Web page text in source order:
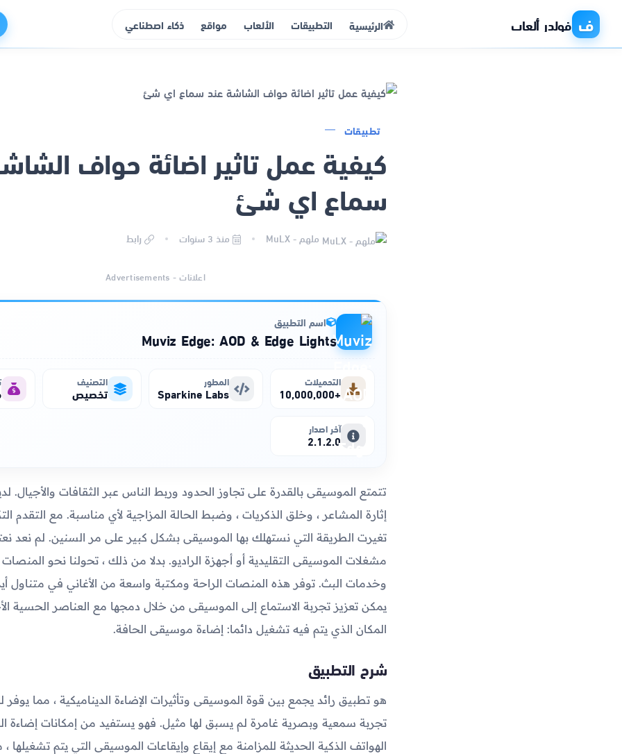
ف فولدر ألعاب الرئيسية التطبيقات الألعاب مواقع ذكاء اصطناعي
تطبيقات
كيفية عمل تاثير اضائة حواف
سماع اي شئ
ملهم - MuLX منذ 3 سنوات رابط
اعلانات - Advertisements
اسم التطبيق
Muviz Edge: AOD & Edge Lights
التحميلات
+10,000,000
المطور
Sparkine Labs
التصنيف
تخصيص
آخر اصدار
2.1.2.0
تتمتع الموسيقى بالقدرة على تجاوز الحدود وربط الناس عبر الثقافات والأجيال.
إثارة المشاعر ، وخلق الذكريات ، وضبط الحالة المزاجية لأي مناسبة. مع التقدم
تغيرت الطريقة التي نستهلك بها الموسيقى بشكل كبير على مر السنين. لم نعد
مشغلات الموسيقى التقليدية أو أجهزة الراديو. بدلا من ذلك ، تحولنا نحو المنصات
وخدمات البث. توفر هذه المنصات الراحة ومكتبة واسعة من الأغاني في متناول
يمكن تعزيز تجربة الاستماع إلى الموسيقى من خلال دمجها مع العناصر الحسية
المكان الذي يتم فيه تشغيل دائما: إضاءة موسيقى الحافة.
شرح التطبيق
هو تطبيق رائد يجمع بين قوة الموسيقى وتأثيرات الإضاءة الديناميكية ، مما
تجربة سمعية وبصرية غامرة لم يسبق لها مثيل. فهو يستفيد من إمكانات إضاءة
الهواتف الذكية الحديثة للمزامنة مع إيقاع وإيقاعات الموسيقى التي يتم تشغيلها